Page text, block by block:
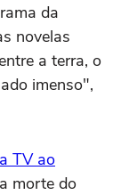
da
novelas
a terra, o
imenso",
TV ao
morte do